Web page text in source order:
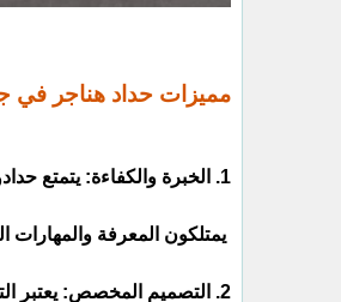
مميزات حداد هناجر في
1. الخبرة والكفاءة: يتمتع حدادو هناجر في جدة بخبرة واسعة في مجال البناء الصناعي وتصميم وتصنيع الهناجرات.
يمتلكون المعرفة
2. التصميم المخصص: يعتبر التصميم المخصص أحد أهم الخدمات التي يقدمها حدادو هناجر في جدة.